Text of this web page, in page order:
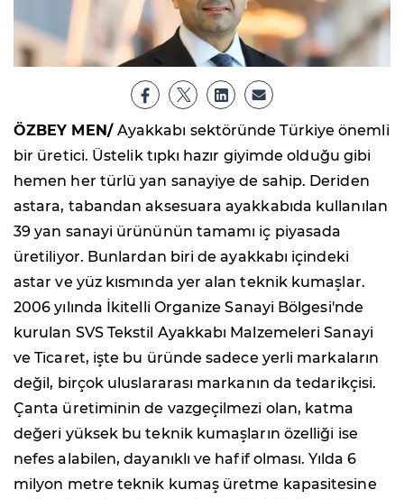
ÖZBEY MEN/ Ayakkabı sektöründe Türkiye önemli
bir üretici. Üstelik tıpkı hazır giyimde olduğu gibi
hemen her türlü yan sanayiye de sahip. Deriden
astara, tabandan aksesuara ayakkabıda kullanılan
39 yan sanayi ürününün tamamı iç piyasada
üretiliyor. Bunlardan biri de ayakkabı içindeki
astar ve yüz kısmında yer alan teknik kumaşlar.
2006 yılında İkitelli Organize Sanayi Bölgesi'nde
kurulan SVS Tekstil Ayakkabı Malzemeleri Sanayi
ve Ticaret, işte bu üründe sadece yerli markaların
değil, birçok uluslararası markanın da tedarikçisi.
Çanta üretiminin de vazgeçilmezi olan, katma
değeri yüksek bu teknik kumaşların özelliği ise
nefes alabilen, dayanıklı ve hafif olması. Yılda 6
milyon metre teknik kumaş üretme kapasitesine